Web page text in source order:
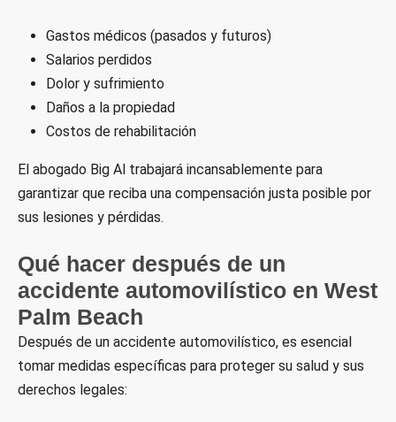
Gastos médicos (pasados y futuros)
Salarios perdidos
Dolor y sufrimiento
Daños a la propiedad
Costos de rehabilitación
El abogado Big Al trabajará incansablemente para
garantizar que reciba una compensación justa posible por
sus lesiones y pérdidas.
Qué hacer después de un
accidente automovilístico en West
Palm Beach
Después de un accidente automovilístico, es esencial
tomar medidas específicas para proteger su salud y sus
derechos legales: